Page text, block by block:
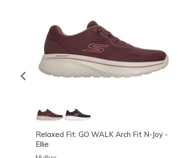
Relaxed Fit: GO WALK Arch Fit N-Joy -
Ellie